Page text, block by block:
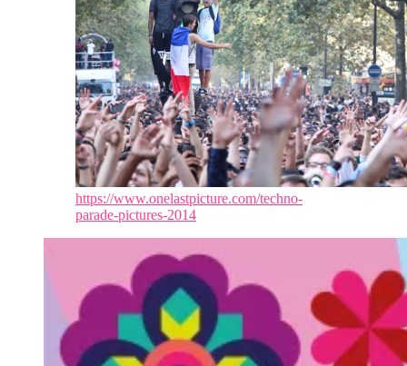
https://www.onelastpicture.com/techno-
parade-pictures-2014